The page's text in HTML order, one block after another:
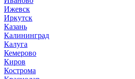
Ижевск
Иркутск
Казань
Калининград
Калуга
Кемерово
Киров
Кострома